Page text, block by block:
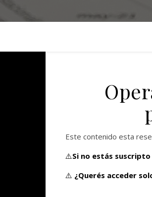
Este contenido esta
⚠️Si no estás
⚠️ ¿Querés acceder